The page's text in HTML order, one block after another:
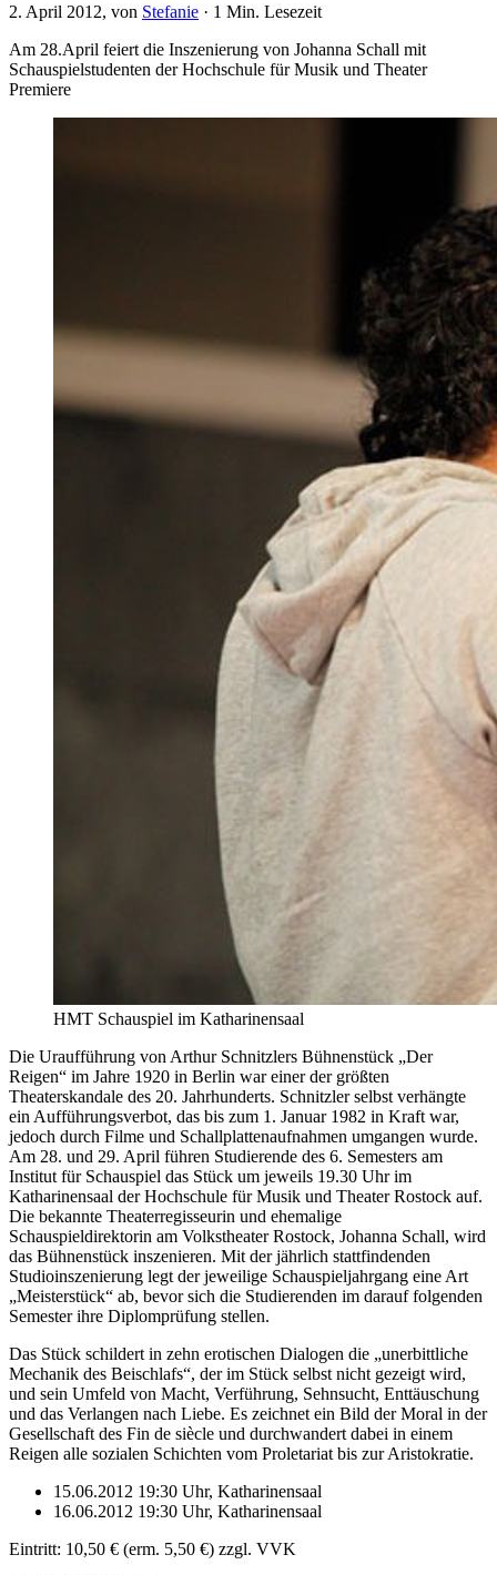
2. April 2012, von Stefanie · 1 Min. Lesezeit
Am 28.April feiert die Inszenierung von Johanna Schall mit
Schauspielstudenten der Hochschule für Musik und Theater
Premiere
HMT Schauspiel im Katharinensaal
Die Uraufführung von Arthur Schnitzlers Bühnenstück „Der
Reigen“ im Jahre 1920 in Berlin war einer der größten
Theaterskandale des 20. Jahrhunderts. Schnitzler selbst verhängte
ein Aufführungsverbot, das bis zum 1. Januar 1982 in Kraft war,
jedoch durch Filme und Schallplattenaufnahmen umgangen wurde.
Am 28. und 29. April führen Studierende des 6. Semesters am
Institut für Schauspiel das Stück um jeweils 19.30 Uhr im
Katharinensaal der Hochschule für Musik und Theater Rostock auf.
Die bekannte Theaterregisseurin und ehemalige
Schauspieldirektorin am Volkstheater Rostock, Johanna Schall, wird
das Bühnenstück inszenieren. Mit der jährlich stattfindenden
Studioinszenierung legt der jeweilige Schauspieljahrgang eine Art
„Meisterstück“ ab, bevor sich die Studierenden im darauf folgenden
Semester ihre Diplomprüfung stellen.
Das Stück schildert in zehn erotischen Dialogen die „unerbittliche
Mechanik des Beischlafs“, der im Stück selbst nicht gezeigt wird,
und sein Umfeld von Macht, Verführung, Sehnsucht, Enttäuschung
und das Verlangen nach Liebe. Es zeichnet ein Bild der Moral in der
Gesellschaft des Fin de siècle und durchwandert dabei in einem
Reigen alle sozialen Schichten vom Proletariat bis zur Aristokratie.
15.06.2012 19:30 Uhr, Katharinensaal
16.06.2012 19:30 Uhr, Katharinensaal
Eintritt: 10,50 € (erm. 5,50 €) zzgl. VVK